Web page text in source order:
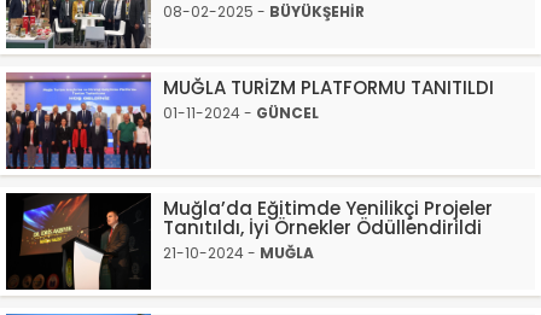
08-02-2025 - BÜYÜKŞEHİR
MUĞLA TURİZM PLATFORMU TANITILDI
01-11-2024 - GÜNCEL
Muğla’da Eğitimde Yenilikçi Projeler
Tanıtıldı, İyi Örnekler Ödüllendirildi
21-10-2024 - MUĞLA